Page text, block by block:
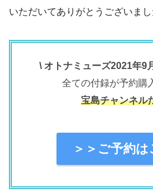
いただいてありがとうございまし
\ オトナミューズ2021年9
全ての付録が予約購
宝島チャンネル
＞＞ご予約は